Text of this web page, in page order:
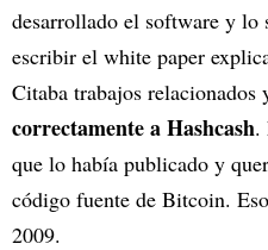
desarrollado el software y lo
escribir el white paper
Citaba trabajos relacionados
correctamente a Hashcash.
que lo había publicado y
código fuente de Bitcoin.
2009.